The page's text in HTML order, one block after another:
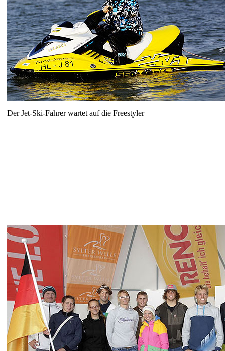
Der Jet-Ski-Fahrer wartet auf die Freestyler